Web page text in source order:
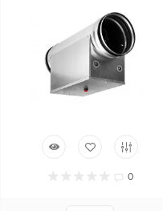
0